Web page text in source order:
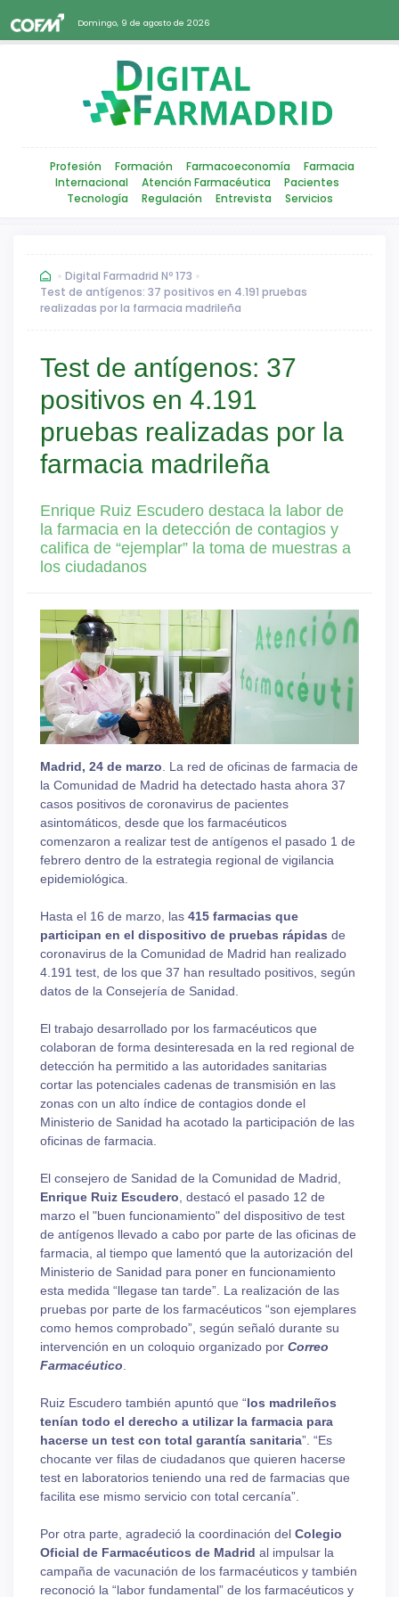
Domingo, 9 de agosto de 2026
Profesión Formación Farmacoeconomía
Farmacia
Internacional
Atención Farmacéutica
Pacientes
Tecnología
Regulación Entrevista Servicios
Digital Farmadrid Nº 173
Test de antígenos: 37 positivos en 4.191 pruebas
realizadas por la farmacia madrileña
Test de antígenos: 37
positivos en 4.191
pruebas realizadas por la
farmacia madrileña
Enrique Ruiz Escudero destaca la labor de
la farmacia en la detección de contagios y
califica de “ejemplar” la toma de muestras a
los ciudadanos
Madrid, 24 de marzo. La red de oficinas de farmacia de
la Comunidad de Madrid ha detectado hasta ahora 37
casos positivos de coronavirus de pacientes
asintomáticos, desde que los farmacéuticos
comenzaron a realizar test de antígenos el pasado 1 de
febrero dentro de la estrategia regional de vigilancia
epidemiológica.
Hasta el 16 de marzo, las 415 farmacias que
participan en el dispositivo de pruebas rápidas de
coronavirus de la Comunidad de Madrid han realizado
4.191 test, de los que 37 han resultado positivos, según
datos de la Consejería de Sanidad.
El trabajo desarrollado por los farmacéuticos que
colaboran de forma desinteresada en la red regional de
detección ha permitido a las autoridades sanitarias
cortar las potenciales cadenas de transmisión en las
zonas con un alto índice de contagios donde el
Ministerio de Sanidad ha acotado la participación de las
oficinas de farmacia.
El consejero de Sanidad de la Comunidad de Madrid,
Enrique Ruiz Escudero, destacó el pasado 12 de
marzo el "buen funcionamiento" del dispositivo de test
de antígenos llevado a cabo por parte de las oficinas de
farmacia, al tiempo que lamentó que la autorización del
Ministerio de Sanidad para poner en funcionamiento
esta medida “llegase tan tarde”. La realización de las
pruebas por parte de los farmacéuticos “son ejemplares
como hemos comprobado”, según señaló durante su
intervención en un coloquio organizado por Correo
Farmacéutico.
Ruiz Escudero también apuntó que “los madrileños
tenían todo el derecho a utilizar la farmacia para
hacerse un test con total garantía sanitaria”. “Es
chocante ver filas de ciudadanos que quieren hacerse
test en laboratorios teniendo una red de farmacias que
facilita ese mismo servicio con total cercanía”.
Por otra parte, agradeció la coordinación del Colegio
Oficial de Farmacéuticos de Madrid al impulsar la
campaña de vacunación de los farmacéuticos y también
reconoció la “labor fundamental” de los farmacéuticos y